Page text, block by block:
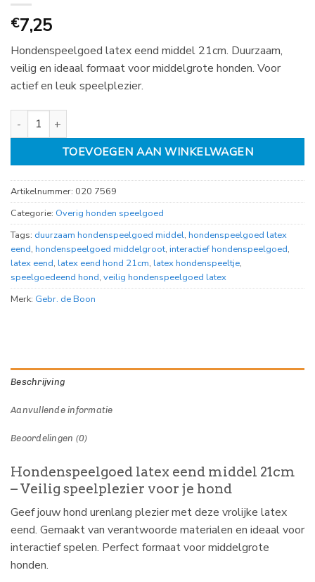
€7,25
Hondenspeelgoed latex eend middel 21cm. Duurzaam,
veilig en ideaal formaat voor middelgrote honden. Voor
actief en leuk speelplezier.
hondenspeelgoed latex eend, middel 21 cm aantal
TOEVOEGEN AAN WINKELWAGEN
Artikelnummer: 020 7569
Categorie: Overig honden speelgoed
Tags: duurzaam hondenspeelgoed middel, hondenspeelgoed latex
eend, hondenspeelgoed middelgroot, interactief hondenspeelgoed,
latex eend, latex eend hond 21cm, latex hondenspeeltje,
speelgoedeend hond, veilig hondenspeelgoed latex
Merk: Gebr. de Boon
Beschrijving
Aanvullende informatie
Beoordelingen (0)
Hondenspeelgoed latex eend middel 21cm
– Veilig speelplezier voor je hond
Geef jouw hond urenlang plezier met deze vrolijke latex
eend. Gemaakt van verantwoorde materialen en ideaal voor
interactief spelen. Perfect formaat voor middelgrote
honden.